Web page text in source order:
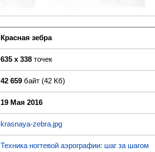
Красная зебра
635 x 338 точек
42 659 байт (42 Кб)
19 Мая 2016
krasnaya-zebra.jpg
Техника ногтевой аэрографии: шаг за шагом